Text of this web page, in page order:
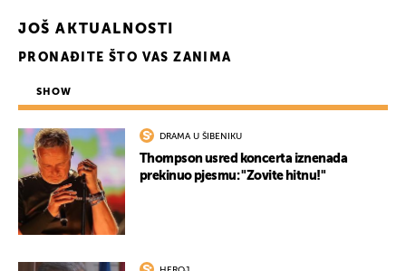
JOŠ AKTUALNOSTI
PRONAĐITE ŠTO VAS ZANIMA
SHOW
DRAMA U ŠIBENIKU
Thompson usred koncerta iznenada
prekinuo pjesmu: "Zovite hitnu!"